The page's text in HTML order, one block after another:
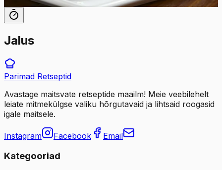
tk
Jalus
Parimad Retseptid
Avastage maitsvate retseptide maailm! Meie veebilehelt
leiate mitmekülgse valiku hõrgutavaid ja lihtsaid roogasid
igale maitsele.
Instagram Facebook Email
Kategooriad